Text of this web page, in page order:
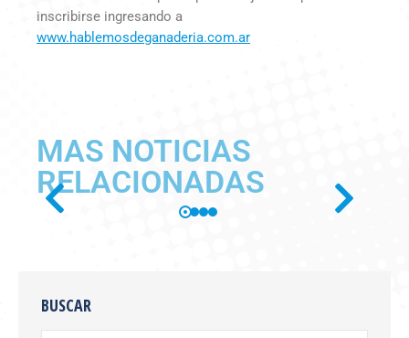
inscribirse ingresando a
www.hablemosdeganaderia.com.ar
MAS NOTICIAS
RELACIONADAS
OFICIAL LA RESOLUCIÓN
BUSCAR